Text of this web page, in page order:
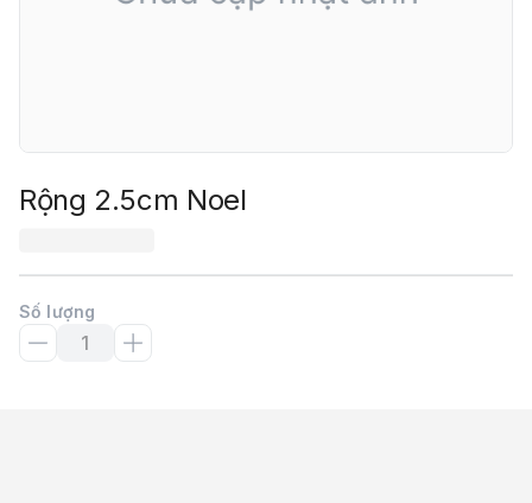
Rộng 2.5cm Noel
Số lượng